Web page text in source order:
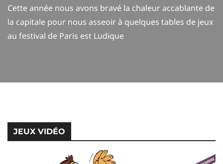
Cette année nous avons bravé la chaleur accablante de
la capitale pour nous asseoir à quelques tables de jeux
au festival de Paris est Ludique
JEUX VIDÉO